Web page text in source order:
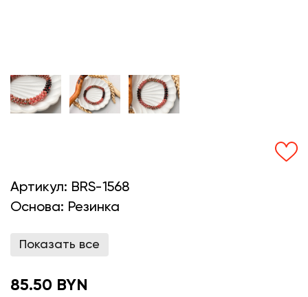
Артикул: BRS-1568
Основа: Резинка
Показать все
85.50 BYN